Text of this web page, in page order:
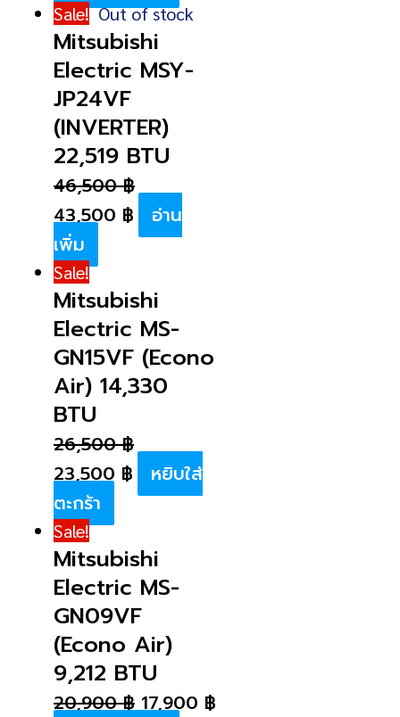
Sale! Out of stock
Mitsubishi
Electric MSY-
JP24VF
(INVERTER)
22,519 BTU
46,500฿
43,500 ฿
อ่าน
เพิ่ม
Sale!
Mitsubishi
Electric MS-
GN15VF (Econo
Air) 14,330
BTU
26,500฿
23,500 ฿
หยิบใส่
ตะกร้า
Sale!
Mitsubishi
Electric MS-
GN09VF
(Econo Air)
9,212 BTU
20,900฿ 17,900 ฿